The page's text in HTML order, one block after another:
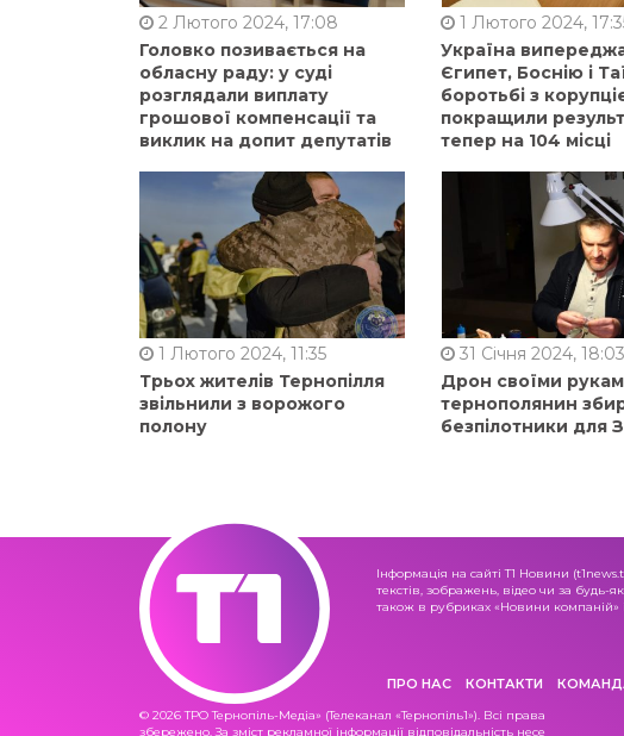
2 Лютого 2024, 17:08
Головко позивається на
обласну раду: у суді
розглядали виплату
грошової компенсації та
виклик на допит депутатів
1 Лютого 2024,
Україна
Єгипет, Боснію і
боротьбі з
покращили
тепер на 104 місці
1 Лютого 2024, 11:35
Трьох жителів Тернопілля
звільнили з ворожого
полону
31 Січня 2024, 18:03
Дрон своїми
тернополянин
безпілотники для
Інформація на сайті Т1 Новини
текстів, зображень, відео чи за будь-
також в рубриках «Новини компаній»
ПРО НАС КОНТАКТИ
© 2026 ТРО Тернопіль-Медіа» (Телеканал «Тернопіль1»). Всі права
збережено. За зміст рекламної інформації відповідальність несе